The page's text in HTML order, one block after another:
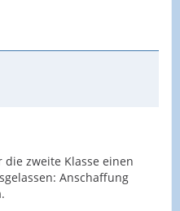
zweite Klasse einen
Anschaffung